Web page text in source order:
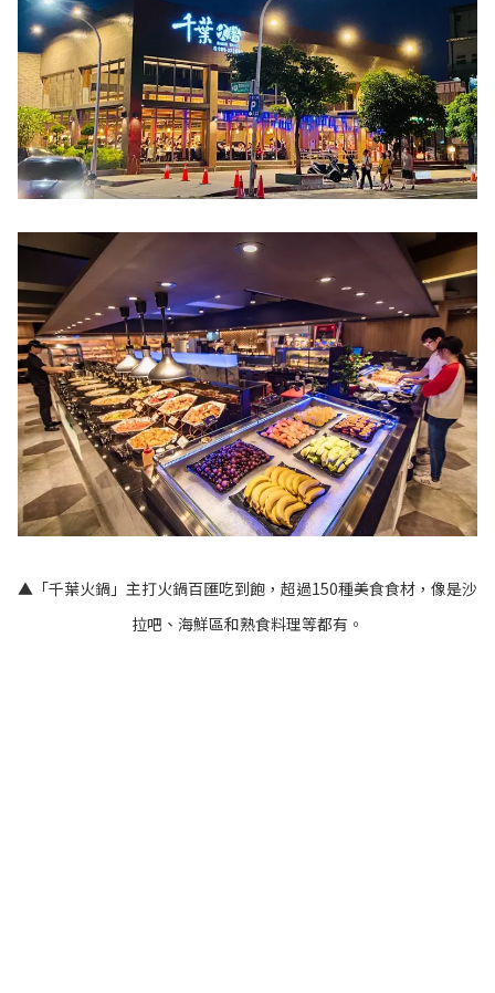
▲「千葉火鍋」主打火鍋百匯吃到飽，超過150種美食食材，像是沙
拉吧、海鮮區和熟食料理等都有。